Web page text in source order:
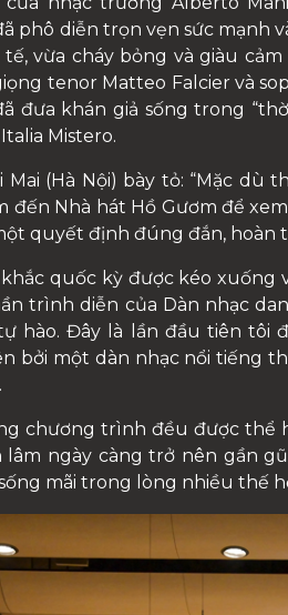
phô diễn trọn vẹn sức mạnh
vừa cháy bỏng và giàu
tenor Matteo Falcier và
đưa khán giả sống trong
Mistero.
Mai (Hà Nội) bày tỏ: “Mặc dù
đến Nhà hát Hồ Gươm để
quyết định đúng đắn, hoàn
quốc kỳ được kéo xuống
trình diễn của Dàn nhạc
hào. Đây là lần đầu tiên tôi
bởi một dàn nhạc nổi tiếng
chương trình đều được thể
lâm ngày càng trở nên gần
mãi trong lòng nhiều thế